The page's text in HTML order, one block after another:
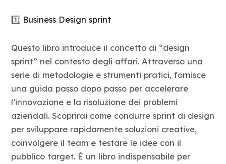
1️⃣ Business Design sprint
Questo libro introduce il concetto di “design
sprint” nel contesto degli affari. Attraverso una
serie di metodologie e strumenti pratici, fornisce
una guida passo dopo passo per accelerare
l’innovazione e la risoluzione dei problemi
aziendali. Scoprirai come condurre sprint di design
per sviluppare rapidamente soluzioni creative,
coinvolgere il team e testare le idee con il
pubblico target. È un libro indispensabile per